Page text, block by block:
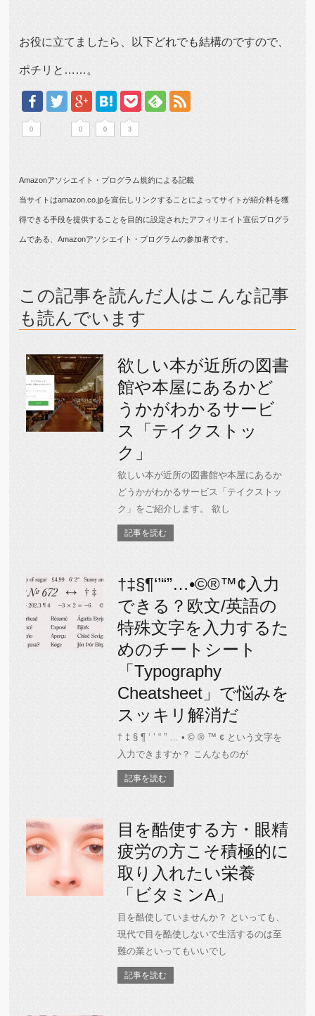
お役に立てましたら、以下どれでも結構のですので、
ポチリと……。
0 0 0 3
Amazonアソシエイト・プログラム規約による記載
当サイトはamazon.co.jpを宣伝しリンクすることによってサイトが紹介料を獲
得できる手段を提供することを目的に設定されたアフィリエイト宣伝プログラ
ムである、Amazonアソシエイト・プログラムの参加者です。
この記事を読んだ人はこんな記事
も読んでいます
欲しい本が近所の図書
館や本屋にあるかど
うかがわかるサービ
ス「テイクストッ
ク」
欲しい本が近所の図書館や本屋にあるか
どうかがわかるサービス「テイクストッ
ク」をご紹介します。 欲し
記事を読む
†‡§¶‘’“”…•©®™¢入力
できる？欧文/英語の
特殊文字を入力するた
めのチートシート
「Typography
Cheatsheet」で悩みを
スッキリ解消だ
† ‡ § ¶ ‘ ’ “ ” … • © ® ™ ¢ という文字を
入力できますか？ こんなものが
記事を読む
目を酷使する方・眼精
疲労の方こそ積極的に
取り入れたい栄養
「ビタミンA」
目を酷使していませんか？ といっても、
現代で目を酷使しないで生活するのは至
難の業といってもいいでし
記事を読む